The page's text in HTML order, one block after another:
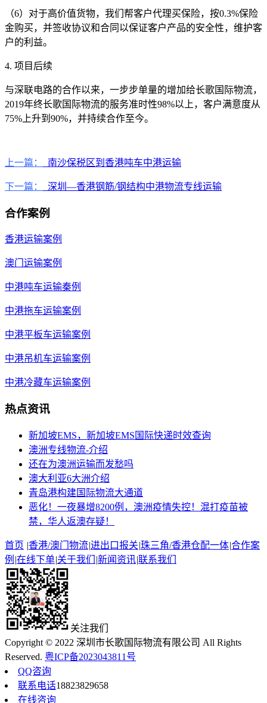
（6）对于高价值货物，我们帮客户代理买保险，按0.3%保险
金购买，并签收协议和合同以保证客户产品的安全性，维护客
户的利益。
4. 项目后续
与深联电路的合作以来，一步步单量的增加给长歌国际物流，
2019年终长歌国际物流的服务准时性98%以上，客户满意度从
75%上升到90%，并持续合作至今。
上一篇： 南沙保税区到香港吨车中港运输
下一篇： 深圳—香港钢筋/钢结构中港物流专线运输
合作案例
香港运输案例
澳门运输案例
中港吨车运输秦例
中港拖车运输案例
中港平板车运输案例
中港吊机车运输案例
中港冷藏车运输案例
热点资讯
新加坡EMS，新加坡EMS国际快递时效查询
澳洲专线物流-介绍
还在为澳洲运输而发愁吗
澳大利亚6大洲介绍
青岛港构建国际物流大通道
恶化！一夜暴增8200例，澳洲疫情失控！混打疫苗被
禁，华人返澳存疑！
首页 |香港/澳门物流|进出口报关|珠三角/香港仓配一体|合作案
例 |在线下单|关于我们 |新闻资讯|联系我们
关注我们
Copyright © 2022 深圳市长歌国际物流有限公司 All Rights
Reserved. 粤ICP备2023043811号
QQ咨询
联系电话18823829658
在线咨询